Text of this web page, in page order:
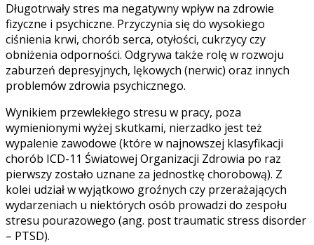
Długotrwały stres ma negatywny wpływ na zdrowie
fizyczne i psychiczne. Przyczynia się do wysokiego
ciśnienia krwi, chorób serca, otyłości, cukrzycy czy
obniżenia odporności. Odgrywa także rolę w rozwoju
zaburzeń depresyjnych, lękowych (nerwic) oraz innych
problemów zdrowia psychicznego.
Wynikiem przewlekłego stresu w pracy, poza
wymienionymi wyżej skutkami, nierzadko jest też
wypalenie zawodowe (które w najnowszej klasyfikacji
chorób ICD-11 Światowej Organizacji Zdrowia po raz
pierwszy zostało uznane za jednostkę chorobową). Z
kolei udział w wyjątkowo groźnych czy przerażających
wydarzeniach u niektórych osób prowadzi do zespołu
stresu pourazowego (ang. post traumatic stress disorder
– PTSD).